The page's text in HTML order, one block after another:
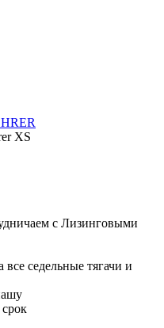
XS
с Лизинговыми
седельные тягачи и